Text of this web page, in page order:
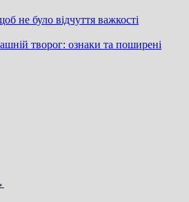
не було відчуття важкості
творог: ознаки та поширені